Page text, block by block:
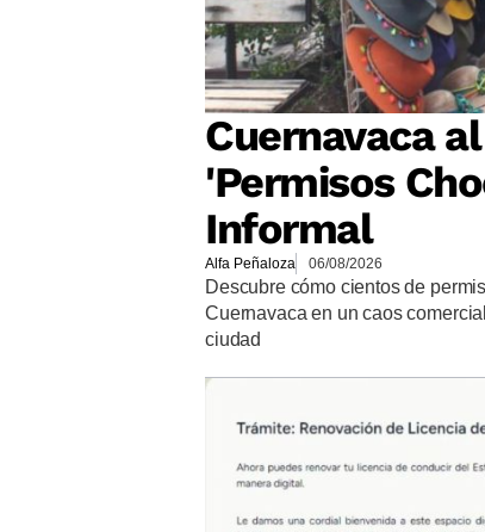
Cuernavaca
'Permisos
Informal
Alfa Peñaloza 06/08/2026
Descubre cómo cientos de
Cuernavaca en un caos
ciudad